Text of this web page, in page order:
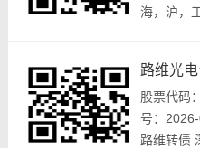
海，沪，
公司...
股票代码
号：
路维转债